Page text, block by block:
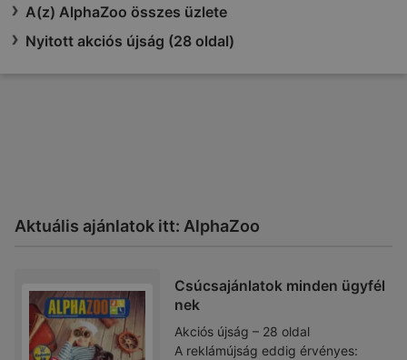
A(z) AlphaZoo összes üzlete
Nyitott akciós újság (28 oldal)
Aktuális ajánlatok itt: AlphaZoo
Csúcsajánlatok minden ügyfél
nek
Akciós újság – 28 oldal
A reklámújság eddig érvényes: